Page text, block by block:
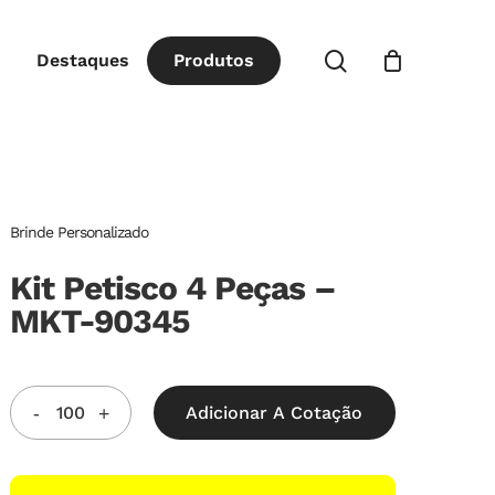
Destaques Produtos procurar
Brinde Personalizado
Kit Petisco 4 Peças –
MKT-90345
Adicionar A Cotação